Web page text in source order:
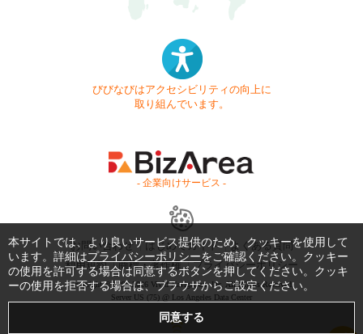
びびなびはアクセシビリティの向上に
取り組んでいます。
- 企業向けサービス -
お問い合わせ はじめてガイド
よくある質問
利用規約
商標・著作権 プライバシーポリシー
Copyright © 1999-2026 Vivid Navigation, Inc. All Rights Reserved.
Server US (75) @ Los Angeles Data Center
本サイトでは、より良いサービス提供のため、クッキーを使用して
います。詳細はプライバシーポリシーをご確認ください。クッキー
の使用を許可する場合は同意するボタンを押してください。クッキ
ーの使用を拒否する場合は、ブラウザからご設定ください。